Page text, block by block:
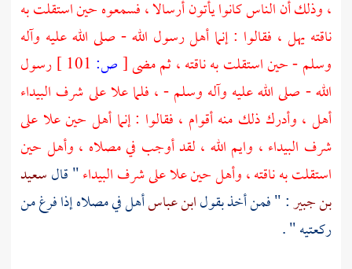
، وذلك أن الناس كانوا يأتون أرسالا ، فسمعوه حين استقلت به
ناقته يهل ، فقالوا : إنما أهل رسول الله - صلى الله عليه وآله
وسلم - حين استقلت به ناقته ، ثم مضى[ص:
رسول
الله - صلى الله عليه وآله وسلم - ، فلما علا على شرف البيداء
أهل ، وأدرك ذلك منه أقوام ، فقالوا : إنما أهل حين علا على
شرف البيداء ، وايم الله ، لقد أوجب في مصلاه ، وأهل حين
استقلت به ناقته ، وأهل حين علا على شرفالبيداء" قالسعيد
بن جبير: " فمن أخذ بقولابن عباسأهل في مصلاه إذا فرغ من
ركعتيه " .